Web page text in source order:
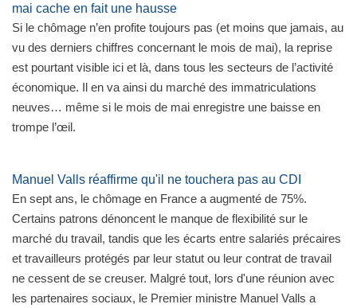
mai cache en fait une hausse
Si le chômage n’en profite toujours pas (et moins que jamais, au
vu des derniers chiffres concernant le mois de mai), la reprise
est pourtant visible ici et là, dans tous les secteurs de l’activité
économique. Il en va ainsi du marché des immatriculations
neuves… même si le mois de mai enregistre une baisse en
trompe l’œil.
Manuel Valls réaffirme qu'il ne touchera pas au CDI
En sept ans, le chômage en France a augmenté de 75%.
Certains patrons dénoncent le manque de flexibilité sur le
marché du travail, tandis que les écarts entre salariés précaires
et travailleurs protégés par leur statut ou leur contrat de travail
ne cessent de se creuser. Malgré tout, lors d'une réunion avec
les partenaires sociaux, le Premier ministre Manuel Valls a